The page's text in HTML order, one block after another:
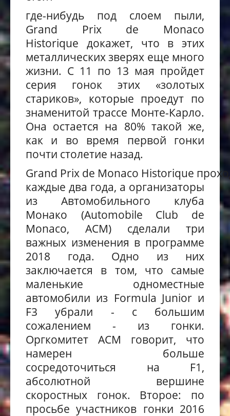
где-нибудь под слоем пыли,
Grand
Prix de
Monaco
Historique докажет, что в этих
металлических зверях еще много
жизни. С 11 по 13 мая пройдет
серия гонок этих «золотых
стариков», которые проедут по
знаменитой трассе Монте-Карло.
Она остается на 80% такой же,
как и во время первой гонки
почти столетие назад.
Grand Prix de Monaco Historique
каждые два года, а организаторы
из Автомобильного клуба
Монако (Automobile Club
de
Monaco, ACM) сделали три
важных изменения в программе
2018 года. Одно из них
заключается в том, что самые
маленькие одноместные
автомобили из Formula Juniorи
F3 убрали - с большим
сожалением - из гонки.
Оргкомитет ACM говорит, что
намерен больше
сосредоточиться на F1,
абсолютной вершине
скоростных гонок. Второе: по
просьбе участников гонки 2016